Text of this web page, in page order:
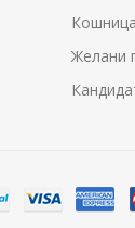
Кошница
Желани